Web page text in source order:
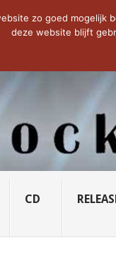
SOCIETY... PRIDE
CD
zo goed
deze website blijft